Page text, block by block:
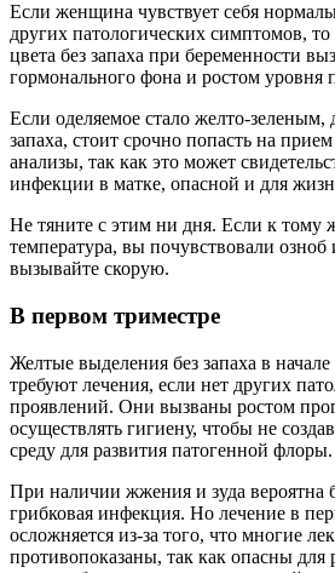
Если женщина чувствует себя
других патологических симптомов,
цвета без запаха при беременности
гормонального фона и ростом уровня
Если оделяемое стало желто-зеленым,
запаха, стоит срочно попасть на
анализы, так как это может
инфекции в матке, опасной и для
Не тяните с этим ни дня. Если к тому
температура, вы почувствовали озноб
вызывайте скорую.
В первом триместре
Желтые выделения без запаха в
требуют лечения, если нет других
проявлений. Они вызваны ростом
осуществлять гигиену, чтобы не
среду для развития патогенной флоры.
При наличии жжения и зуда вероятна
грибковая инфекция. Но лечение в
осложняется из-за того, что многие
противопоказаны, так как опасны для